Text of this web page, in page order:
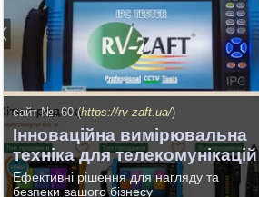
сайт №: 60 (https://rv-zaft.ua/)
Інноваційна вимірювальна
техніка для телекомунікацій
Ефективні рішення для нагляду та
безпеки вашого бізнесу